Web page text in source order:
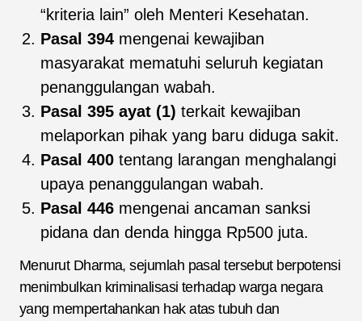
“kriteria lain” oleh Menteri Kesehatan.
Pasal 394mengenai kewajiban
masyarakat mematuhi seluruh kegiatan
penanggulangan wabah.
Pasal 395 ayat (1) terkait kewajiban
melaporkan pihak yang baru diduga sakit.
Pasal 400tentang larangan menghalangi
upaya penanggulangan wabah.
Pasal 446mengenai ancaman sanksi
pidana dan denda hingga Rp500 juta.
Menurut Dharma, sejumlah pasal tersebut berpotensi
menimbulkan kriminalisasi terhadap warga negara
yang mempertahankan hak atas tubuh dan